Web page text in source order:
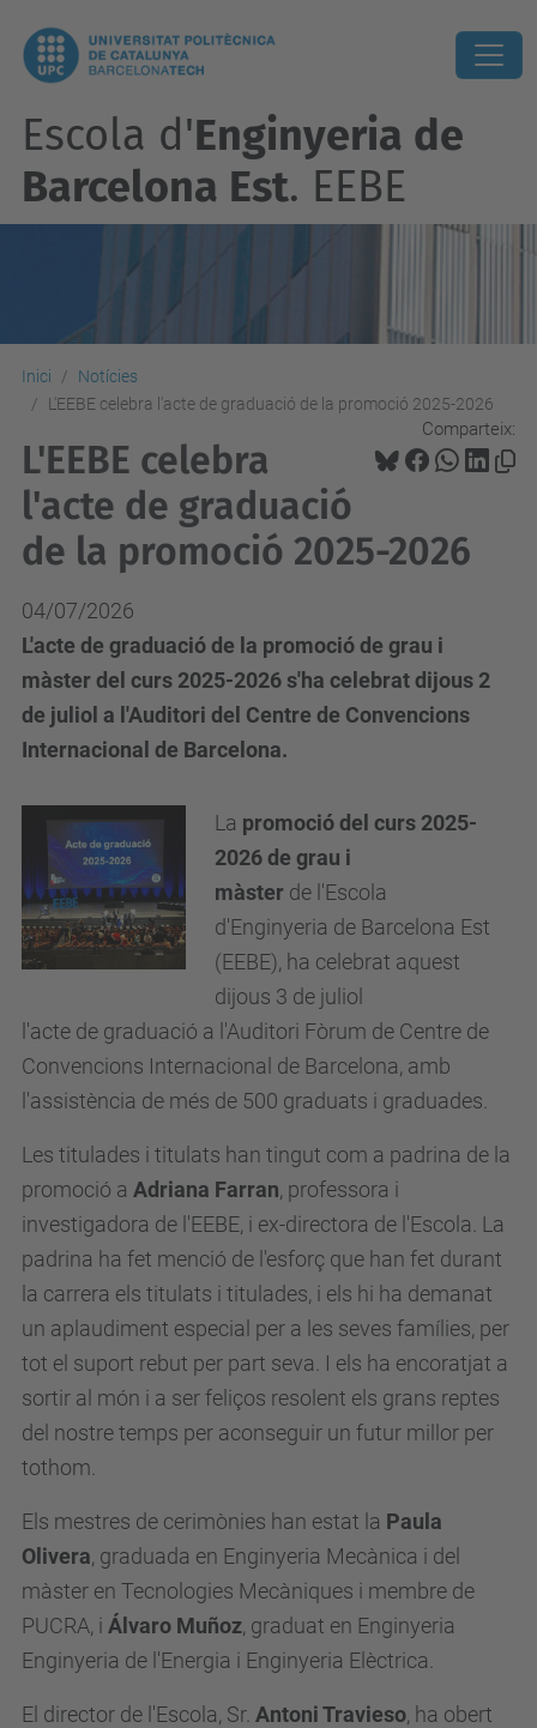
Escola d'Enginyeria de
Barcelona Est. EEBE
Inici
Notícies
L'EEBE celebra l'acte de graduació de la promoció 2025-2026
Comparteix:
L'EEBE celebra
l'acte de graduació
de la promoció 2025-2026
04/07/2026
L'acte de graduació de la promoció de grau i
màster del curs 2025-2026 s'ha celebrat dijous 2
de juliol a l'Auditori del Centre de Convencions
Internacional de Barcelona.
La promocióde l curs 2025-
2026de grau i
màster de l'Escola
d'Enginyeria de Barcelona Est
(EEBE), ha celebrat aquest
dijous 3 de juliol
l'acte de graduació a l'Auditori Fòrum de Centre de
Convencions Internacional de Barcelona, amb
l'assistència de més de 500 graduats i graduades.
Les titulades i titulats han tingut com a padrina de la
promoció a Adriana Farran, professora i
investigadora de l'EEBE, i ex-directora de l'Escola. La
padrina ha fet menció de l'esforç que han fet durant
la carrera els titulats i titulades, i els hi ha demanat
un aplaudiment especial per a les seves famílies, per
tot el suport rebut per part seva. I els ha encoratjat a
sortir al món i a ser feliços resolent els grans reptes
del nostre temps per aconseguir un futur millor per
tothom.
Els mestres de cerimònies han estat la Paula
Olivera, graduada en Enginyeria Mecànica i del
màster en Tecnologies Mecàniques i membre de
PUCRA, i Álvaro Muñoz, graduat en Enginyeria
Enginyeria de l'Energia i Enginyeria Elèctrica.
El director de l'Escola, Sr. Antoni Travieso, ha obert